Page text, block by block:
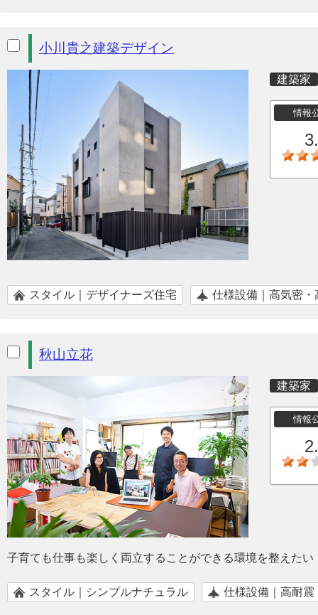
小川貴之建築デザイン
建築家
情報
スタイル｜デザイナーズ住宅 仕様設備｜高気密・
秋山立花
建築家
情報
子育ても仕事も楽しく両立することができる環境を整えたい
スタイル｜シンプルナチュラル 仕様設備｜高耐震